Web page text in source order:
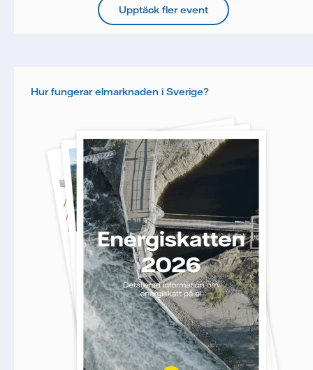
Upptäck fler event
Hur fungerar elmarknaden i Sverige?